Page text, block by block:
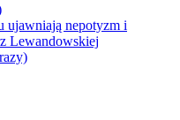
ujawniają nepotyzm i
Lewandowskiej